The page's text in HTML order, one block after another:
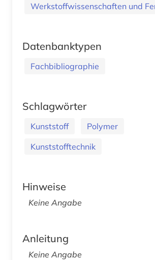
Werkstoffwissenschaften und
Datenbanktypen
Fachbibliographie
Schlagwörter
Kunststoff
Polymer
Kunststofftechnik
Hinweise
Keine Angabe
Anleitung
Keine Angabe